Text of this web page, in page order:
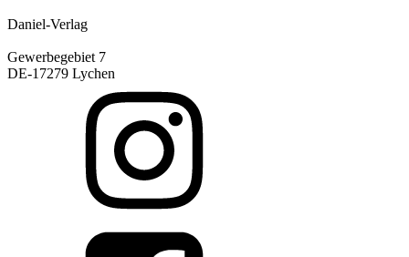
Daniel-Verlag
Gewerbegebiet 7
DE-17279 Lychen